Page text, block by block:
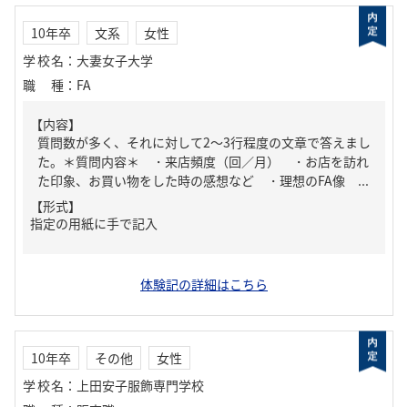
10年卒 文系
女性
学校名 ： 大妻女子大学
職種 ： FA
【内容】
質問数が多く、それに対して2～3行程度の文章で答えまし
た。＊質問内容＊ ・来店頻度（回／月） ・お店を訪れ
た印象、お買い物をした時の感想など ・理想のFA像 ...
【形式】
指定の用紙に手で記入
体験記の詳細はこちら
10年卒 その他
女性
学校名 ： 上田安子服飾専門学校